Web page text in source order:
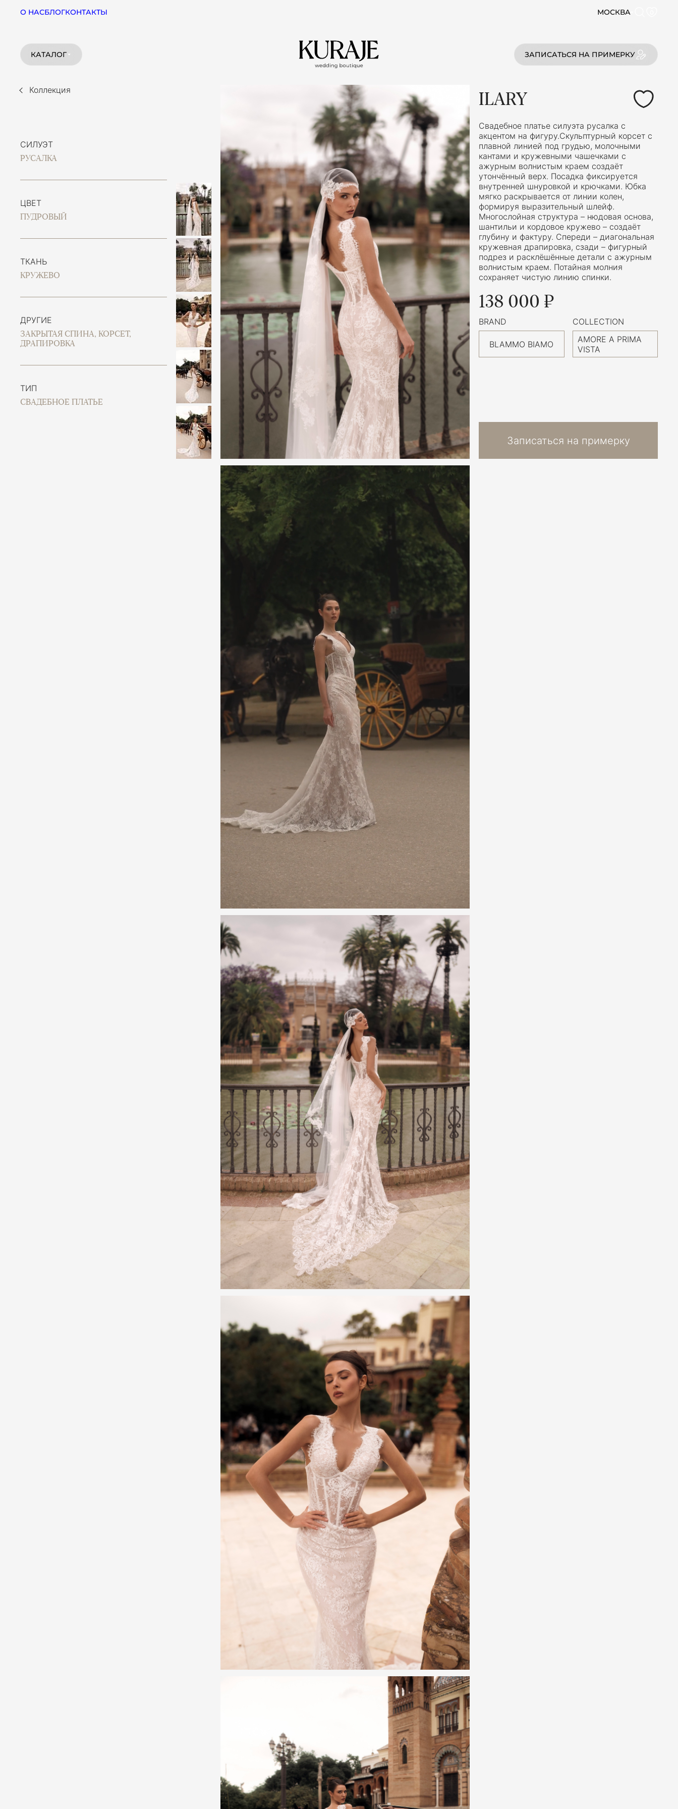
О НАСБЛОГКОНТАКТЫ МОСКВА
КАТАЛОГ ЗАПИСАТЬСЯ НА ПРИМЕРКУ
Коллекция
СИЛУЭТ
РУСАЛКА
ЦВЕТ
ПУДРОВЫЙ
ТКАНЬ
КРУЖЕВО
ДРУГИЕ
ЗАКРЫТАЯ СПИНА, КОРСЕТ,
ДРАПИРОВКА
ТИП
СВАДЕБНОЕ ПЛАТЬЕ
ILARY
Свадебное платье силуэта русалка с
акцентом на фигуру.Скульптурный корсет с
плавной линией под грудью, молочными
кантами и кружевными чашечками с
ажурным волнистым краем создаёт
утончённый верх. Посадка фиксируется
внутренней шнуровкой и крючками. Юбка
мягко раскрывается от линии колен,
формируя выразительный шлейф.
Многослойная структура – нюдовая основа,
шантильи и кордовое кружево – создаёт
глубину и фактуру. Спереди – диагональная
кружевная драпировка, сзади – фигурный
подрез и расклёшённые детали с ажурным
волнистым краем. Потайная молния
сохраняет чистую линию спинки.
138 000 ₽
BRAND
BLAMMO BIAMO
COLLECTION
AMORE A PRIMA
VISTA
Записаться на примерку